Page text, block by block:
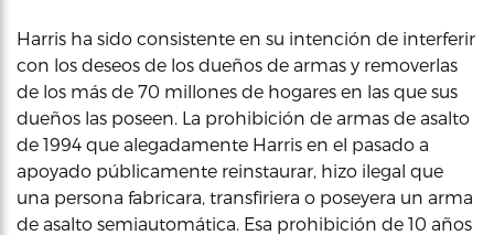
Harris ha sido consistente en su intención de interferir
con los deseos de los dueños de armas y removerlas
de los más de 70 millones de hogares en las que sus
dueños las poseen. La prohibición de armas de asalto
de 1994 que alegadamente Harris en el pasado a
apoyado públicamente reinstaurar, hizo ilegal que
una persona fabricara, transfiriera o poseyera un arma
de asalto semiautomática. Esa prohibición de 10 años